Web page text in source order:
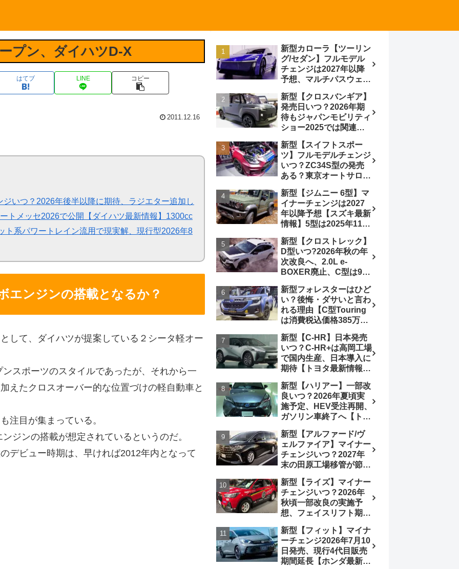
プン、ダイハツD-X
はてブ LINE コピー
2011.12.16
いつ？2026年後半以降に期待、ラジエター追加し
トメッセ2026で公開【ダイハツ最新情報】1300cc
ト系パワートレイン流用で現実解、現行型2026年8
エンジンの搭載となるか？
して、ダイハツが提案している２シータ軽オー
スポーツのスタイルであったが、それから一
えたクロスオーバー的な位置づけの軽自動車と
注目が集まっている。
ジンの搭載が想定されているというのだ。
デビュー時期は、早ければ2012年内となって
新型カローラ【ツーリン
グ/セダン】フルモデル
チェンジは2027年以降
予想、マルチパスウェイ
BEVからの派生で新開発
小型エンジン搭載の
HEV/PHEV、ギガキャ
ストの採用は無しか【ト
ヨタ最新情報】60周年記
念車発売
新型【クロスバンギア】
発売日いつ？2026年期
待もジャパンモビリティ
ショー2025では関連モ
最新情報】ベース車ノ
ア/ヴォクシーの台湾生
産開始に注目、「ギア」
のほか「コア」と「ツー
ル」、デリカD:5対抗の
クロスオーバーSUVミニ
バン
新型【スイフトスポー
ツ】フルモデルチェンジ
いつ？ZC34S型の発売
ある？東京オートサロン
エロー レヴはスイスポ
コンセプトか？ハイブリ
ッド化/重量増/価格アッ
プが争点【スズキ最新情
報】特別仕様車
「ZC33S Final
Edition」終了
新型【ジムニー 6型】マ
イナーチェンジは2027
年以降予想【スズキ最新
情報】5型は2025年11月
ACC・スズキコネクト
採用
新型【クロストレック】
D型いつ?2026年秋の年
次改良へ、2.0L e-
BOXER廃止、C型は9月
ーボ採用予想【スバル最
新情報】
新型フォレスターはひど
い？後悔・ダサいと言わ
れる理由【C型Touring
は消費税込価格385万円
19.1km/L、納期4～5か
月】ナビUI・冬用タイ
ヤ・ウィルダネス日本発
売は？カーオブザイヤー
とJNCAP大賞受賞後も
残る注意点
新型【C-HR】日本発売
いつ？C-HR+は高岡工場
で国内生産、日本導入に
期待【トヨタ最新情報】
売、2代目HEV・PHEV
は日本未導入
新型【ハリアー】一部改
良いつ？2026年夏頃実
施予定、HEV受注再開、
ガソリン車終了へ【トヨ
チェンジ2027年以降予
想
新型【アルファード/ヴ
ェルファイア】マイナー
チェンジいつ？2027年
末の田原工場移管が節目
のフェイスリフト予想
【トヨタ最新情報】
2026年6月一部改良済
み、消費税込価格559万
9000円から
新型【ライズ】マイナー
チェンジいつ？2026年
秋頃一部改良の実施予
想、フェイスリフト期
2～3ヵ月に短縮【ダイハ
ツ最新情報】前回改良は
2024年11月5日、価格
180.07～244.2万円、値
新型【フィット】マイナ
ーチェンジ2026年7月10
日発売、現行4代目販売
期間延長【ホンダ最新情